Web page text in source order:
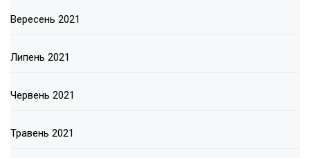
Вересень 2021
Липень 2021
Червень 2021
Травень 2021